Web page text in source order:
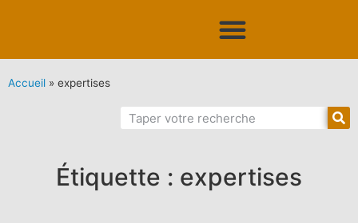
Accueil » expertises
Étiquette : expertises